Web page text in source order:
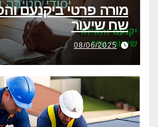
שח שיעור
08/06/2025